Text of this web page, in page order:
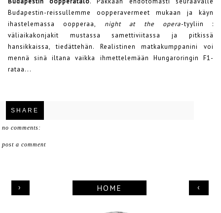
Budapestin-reissullemme oopperavermeet mukaan ja käyn
ihastelemassa oopperaa, night at the opera-tyyliin :
väliaikakonjakit mustassa samettiviitassa ja pitkissä
hansikkaissa, tiedättehän. Realistinen matkakumppanini voi
mennä sinä iltana vaikka ihmettelemään Hungaroringin F1-
rataa...
SHARE
no comments:
post a comment
‹
› HOME